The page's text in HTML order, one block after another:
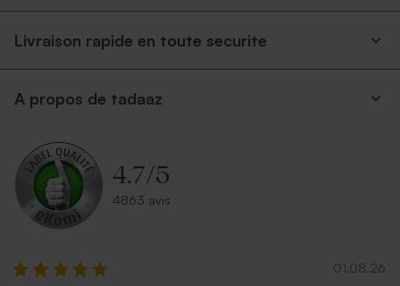
Livraison rapide en toute securite
A propos de tadaaz
4.7/5
4863 avis
01.08.26